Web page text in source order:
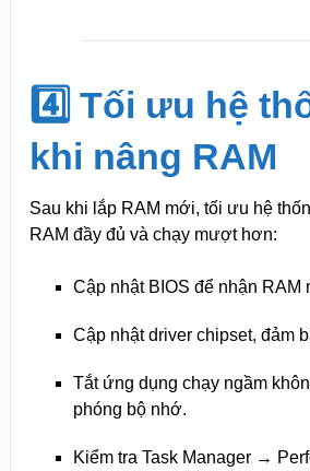
4️⃣ Tối ưu hệ
khi nâng RAM
Sau khi lắp RAM mới, tối ưu hệ
RAM đầy đủ và chạy mượt hơn:
Cập nhật BIOS để nhận RAM
Cập nhật driver chipset, đảm
Tắt ứng dụng chạy ngầm
phóng bộ nhớ.
Kiểm tra Task Manager →